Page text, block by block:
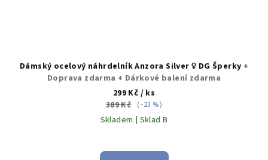
Dámský ocelový náhrdelník Anzora Silver ♀️ DG Šperky +
Doprava zdarma + Dárkové balení zdarma
299 Kč / ks
389 Kč (–23 %)
Skladem | Sklad B